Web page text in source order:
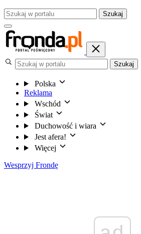
Szukaj
Szukaj
Polska
Reklama
Wschód
Świat
Duchowość i wiara
Jest afera!
Więcej
Wesprzyj Frondę